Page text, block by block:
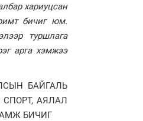
хариуцсан
бичиг юм.
туршлага
арга хэмжээ
БАЙГАЛЬ
АЯЛАЛ
БИЧИГ